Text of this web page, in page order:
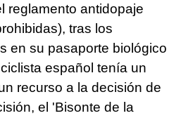
reglamento antidopaje
tras los
en su pasaporte biológico
español tenía un
recurso a la decisión de
el 'Bisonte de la